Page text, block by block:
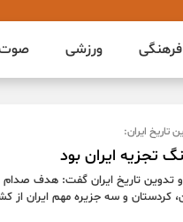
فرهنگی ورزشی صوت
تاریخ ایران:
تجزیه ایران بود
تدوین تاریخ ایران گفت: هدف صدام
کردستان و سه جزیره مهم ایران از